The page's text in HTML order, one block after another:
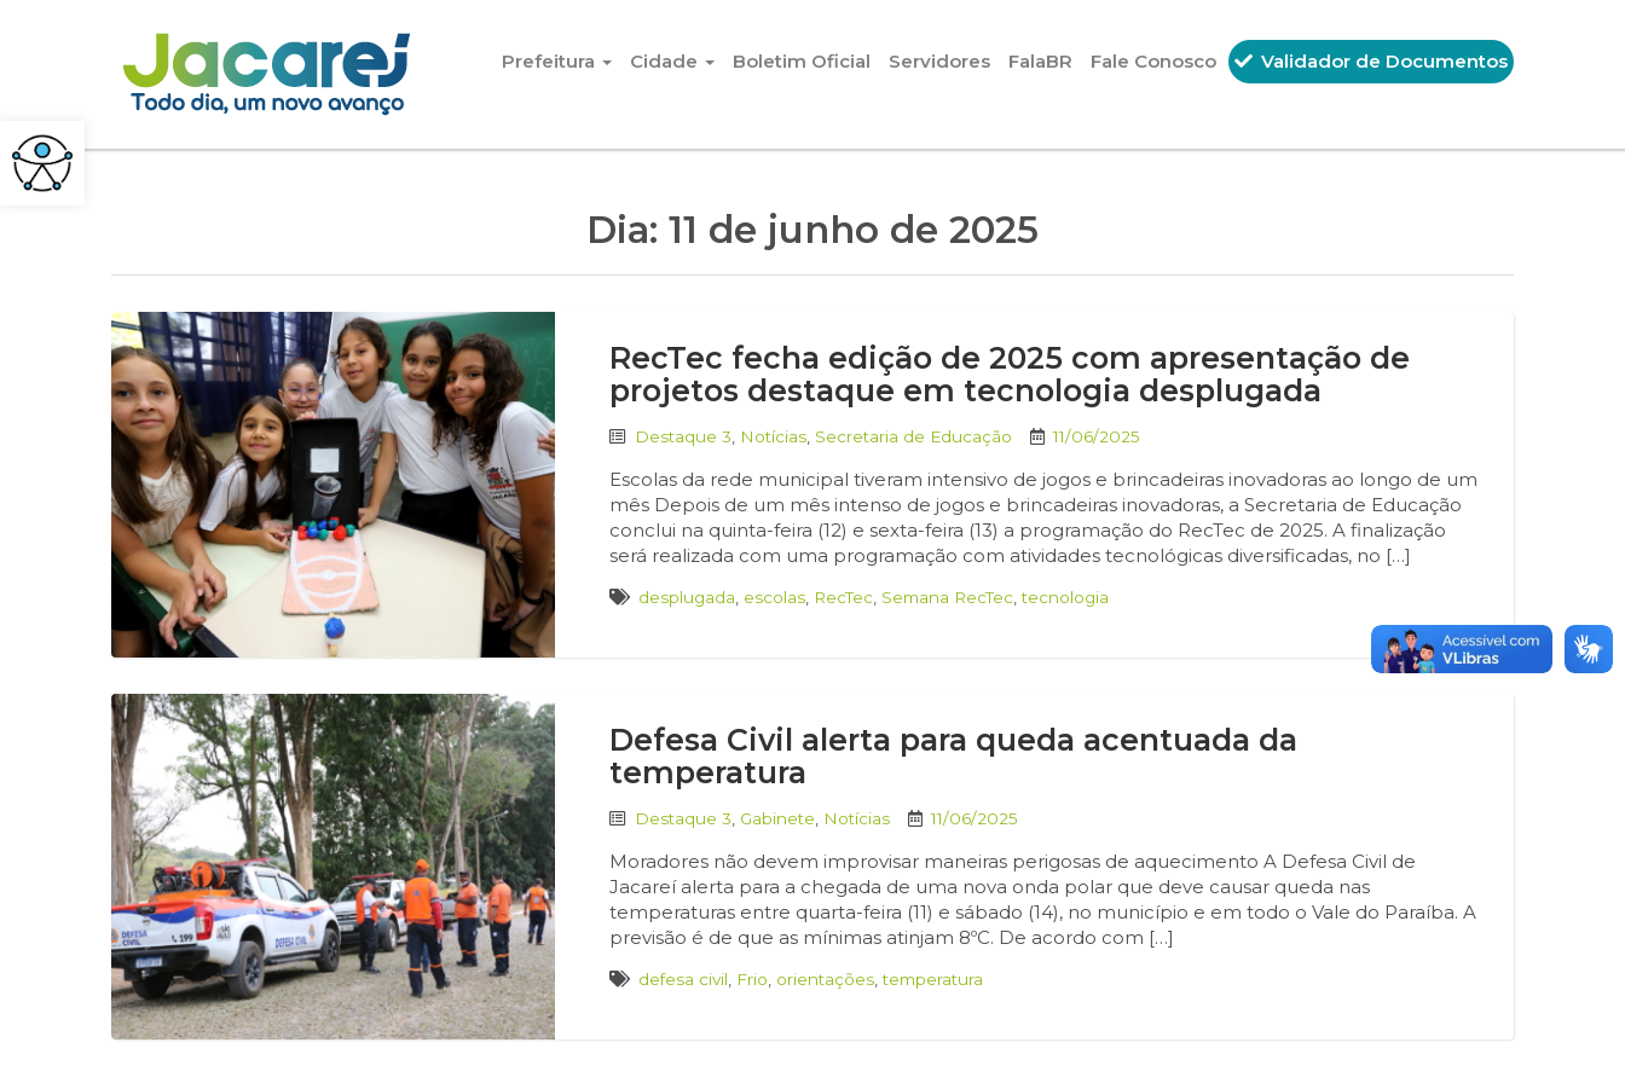
Pular para o conteúdo
Prefeitura
Cidade Boletim Oficial Servidores FalaBR Fale Conosco Validador de Documentos
Dia: 11 de junho de 2025
RecTec fecha edição de 2025 com apresentação de
projetos destaque em tecnologia desplugada
Destaque 3 Notícias, Secretaria de Educação 11/06/2025
Escolas da rede municipal tiveram intensivo de jogos e brincadeiras inovadoras ao longo de um
mês Depois de um mês intenso de jogos e brincadeiras inovadoras, a Secretaria de Educação
conclui na quinta-feira (12) e sexta-feira (13) a programação do RecTec de 2025. A finalização
será realizada com uma programação com atividades tecnológicas diversificadas, no […]
desplugada escolas, RecTec, Semana RecTec,tecnologia
Defesa Civil alerta para queda acentuada da
temperatura
Destaque 3 Gabinete Notícias 11/06/2025
Moradores não devem improvisar maneiras perigosas de aquecimento A Defesa Civil de
Jacareí alerta para a chegada de uma nova onda polar que deve causar queda nas
temperaturas entre quarta-feira (11) e sábado (14), no município e em todo o Vale do Paraíba. A
previsão é de que as mínimas atinjam 8ºC. De acordo com […]
defesa civil Frio orientações,temperatura